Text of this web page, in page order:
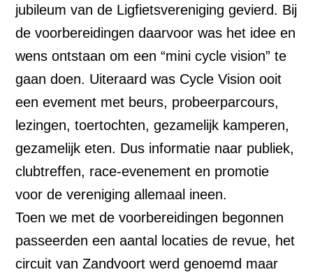
jubileum van de Ligfietsvereniging gevierd. Bij
de voorbereidingen daarvoor was het idee en
wens ontstaan om een “mini cycle vision” te
gaan doen. Uiteraard was Cycle Vision ooit
een evement met beurs, probeerparcours,
lezingen, toertochten, gezamelijk kamperen,
gezamelijk eten. Dus informatie naar publiek,
clubtreffen, race-evenement en promotie
voor de vereniging allemaal ineen.
Toen we met de voorbereidingen begonnen
passeerden een aantal locaties de revue, het
circuit van Zandvoort werd genoemd maar